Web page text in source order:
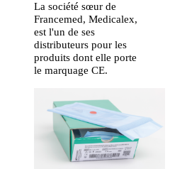
La société sœur de
Francemed, Medicalex,
est l'un de ses
distributeurs pour les
produits dont elle porte
le marquage CE.